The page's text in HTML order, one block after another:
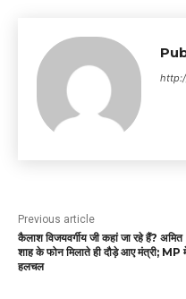
Previous article
कैलाश विजयवर्गीय जी कहां जा रहे हैं? अमित
शाह के फोन मिलाते ही दौड़े आए मंत्री; MP
हलचल